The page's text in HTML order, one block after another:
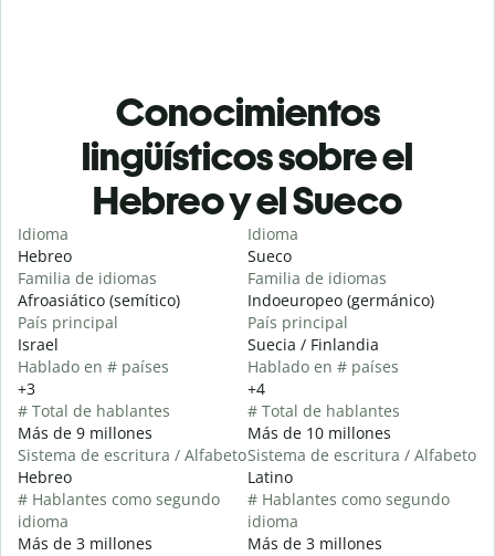
Conocimientos
lingüísticos sobre el
Hebreo y el Sueco
Idioma
Hebreo
Familia de idiomas
Afroasiático (semítico)
País principal
Israel
Hablado en # países
+3
# Total de hablantes
Más de 9 millones
Sistema de escritura / Alfabeto
Hebreo
# Hablantes como segundo
idioma
Más de 3 millones
Idioma
Sueco
Familia de idiomas
Indoeuropeo (germánico)
País principal
Suecia / Finlandia
Hablado en # países
+4
# Total de hablantes
Más de 10 millones
Sistema de escritura / Alfabeto
Latino
# Hablantes como segundo
idioma
Más de 3 millones